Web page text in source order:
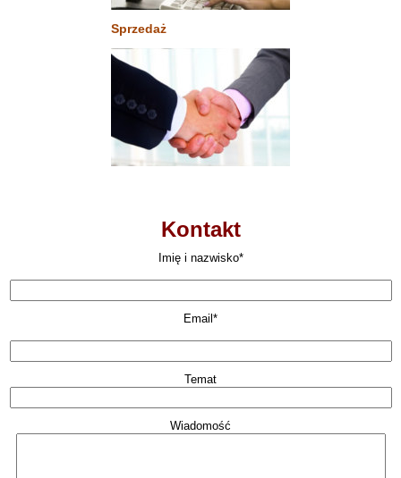
Sprzedaż
Kontakt
Imię i nazwisko*
Email*
Temat
Wiadomość